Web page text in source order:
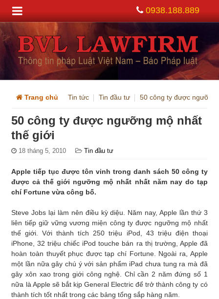
0938.188.889
Trang chủ Tin tức Tin đầu tư 50 công ty được ngưỡng
50 công ty được ngưỡng mộ nhất
thế giới
18 tháng 5, 2010 Tin đầu tư
Apple tiếp tục được tôn vinh trong danh sách 50 công ty
được cả thế giới ngưỡng mộ nhất nhất năm nay do tạp
chí Fortune vừa công bố.
Steve Jobs lại làm nên điều kỳ diệu. Năm nay, Apple lần thứ 3
liên tiếp giữ vững vương miện công ty được ngưỡng mộ nhất
thế giới. Với thành tích 250 triệu iPod, 43 triệu điện thoại
iPhone, 32 triệu chiếc iPod touche bán ra thị trường, Apple đã
hoàn toàn thuyết phục được tạp chí Fortune. Ngoài ra, Apple
một lần nữa gây chú ý với sản phẩm iPad chưa tung ra mà đã
gây xôn xao trong giới công nghệ. Chỉ cần 2 năm đứng số 1
nữa là Apple sẽ bắt kịp General Electric để trở thành công ty có
thành tích tốt nhất trong các bảng tổng sắp hàng năm.